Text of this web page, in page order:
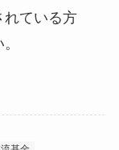
れている方